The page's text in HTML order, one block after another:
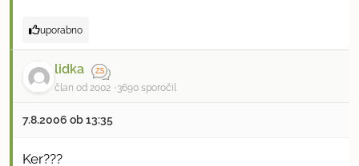
uporabno
lidka
član od 2002 3690 sporočil
7.8.2006 ob 13:35
Ker???